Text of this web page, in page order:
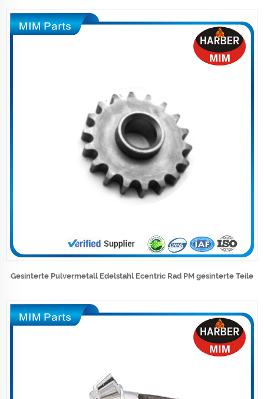
Gesinterte Pulvermetall Edelstahl Ecentric Rad PM gesinterte Teile